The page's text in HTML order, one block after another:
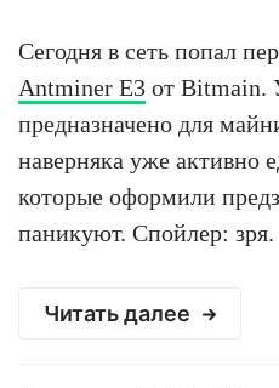
Сегодня в сеть попал
Antminer E3 от Bitmain.
предназначено для
наверняка уже активно
которые оформили
паникуют. Спойлер: зря.
Читать далее